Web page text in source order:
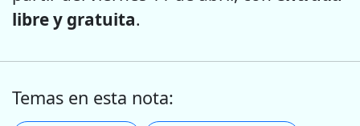
libre y gratuita.
Temas en esta nota: